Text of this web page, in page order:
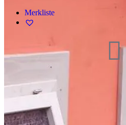
Merkliste